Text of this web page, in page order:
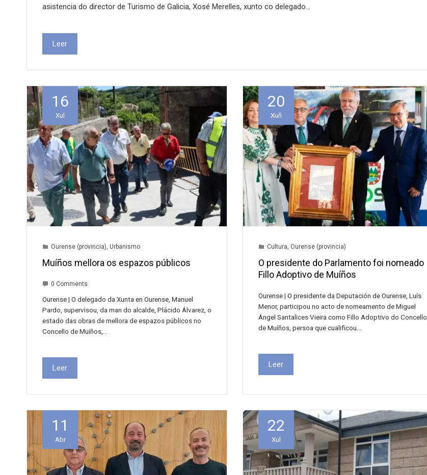
asistencia do director de Turismo de Galicia, Xosé Merelles, xunto co delegado…
Leer
16
Xul
Ourense (provincia) Urbanismo
Muíños mellora os espazos públicos
0 Comments
Ourense | O delegado da Xunta en Ourense, Manuel
Pardo, supervisou, da man do alcalde, Plácido Álvarez, o
estado das obras de mellora de espazos públicos no
Concello de Muíños,…
Leer
20
Xuñ
Cultura Ourense (provincia)
O presidente do Parlamento foi nomeado
Fillo Adoptivo de Muíños
Ourense | O presidente da Deputación de Ourense, Luís
Menor, participou no acto de nomeamento de Miguel
Ángel Santalices Vieira como Fillo Adoptivo do Concello
de Muíños, persoa que cualificou…
Leer
11
Abr
22
Xul